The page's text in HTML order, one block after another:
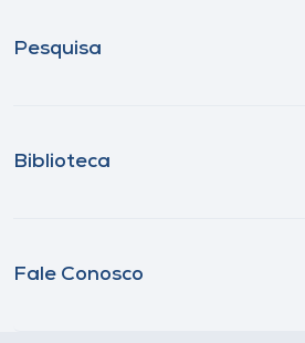
Pesquisa
Biblioteca
Fale Conosco